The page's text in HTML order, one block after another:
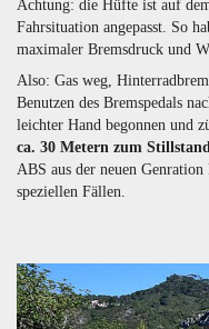
Achtung: die Hüfte ist auf
Fahrsituation angepasst. So
maximaler Bremsdruck und
Also: Gas weg,
Benutzen des Bremspedals
leichter Hand begonnen und
ca. 30 Metern zum
ABS aus der neuen
speziellen Fällen.